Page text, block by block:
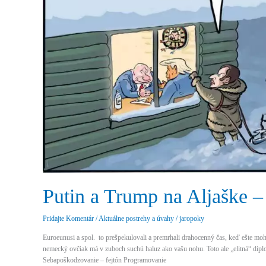
Putin a Trump na Aljaške
Pridajte Komentár /Aktuálne postrehy a úvahy /jaropoky
Euroeunusi a spol. to prešpekulovali a premrhali drahocenný čas, keď ešte
nemecký ovčiak má v zuboch suchú haluz ako vašu nohu. Toto ale „elitná“
Sebapoškodzovanie – fejtón Programovanie